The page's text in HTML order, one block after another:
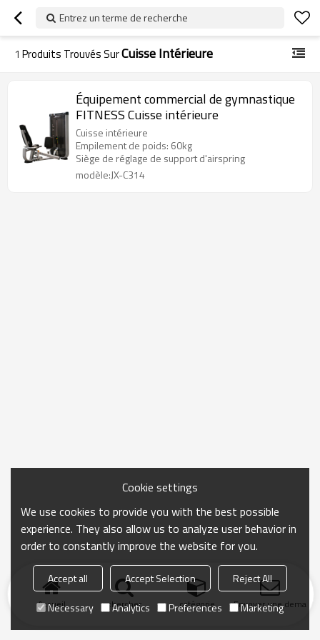
Entrez un terme de recherche
1 Produits Trouvés SurCuisse Intérieure
Équipement commercial de gymnastique
FITNESS Cuisse intérieure
Cuisse intérieure
Empilement de poids: 60kg
Siège de réglage de support d'airspring
modèle:JX-C314
Accueil chercher catégorie Envoyer une
Cookie settings
We use cookies to provide you with the best possible
experience. They also allow us to analyze user behavior in
order to constantly improve the website for you.
Accept all Accept Selection
Reject All
Necessary
Analytics Preferences Marketing